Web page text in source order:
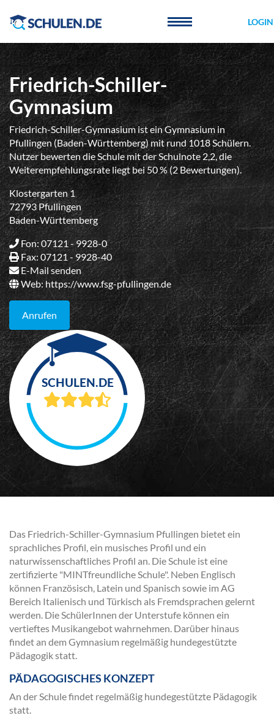
LOGIN
Friedrich-Schiller-
Gymnasium
Friedrich-Schiller-Gymnasium ist ein Gymnasium in
Pfullingen (Baden-Württemberg) mit rund 1018 Schülern.
Nutzer bewerten die Schule mit der Schulnote 2,2, die
Weiterempfehlungsrate liegt bei 50 % (2 Bewertungen).
Klostergarten 1
72793 Pfullingen
Baden-Württemberg
Fon: 07121 - 9928-0
Fax: 07121 - 9928-40
E-Mail senden
Web:https://www.fsg-pfullingen.de
Anrufen
Das Friedrich-Schiller-Gymnasium Pfullingen bietet ein
sprachliches Profil, ein musisches Profil und ein
naturwissenschaftliches Profil an. Die Schule ist eine
zertifizierte "MINTfreundliche Schule". Neben Englisch
können Französisch, Latein und Spanisch sowie im AG
Bereich Italienisch und Türkisch als Fremdsprachen gelernt
werden. Die SchülerInnen der Unterstufe können ein
vertieftes Musikangebot wahrnehmen. Darüber hinaus
findet an dem Gymnasium regelmäßig hundegestützte
Pädagogik statt.
PÄDAGOGISCHES KONZEPT
An der Schule findet regelmäßig hundegestützte Pädagogik
statt.